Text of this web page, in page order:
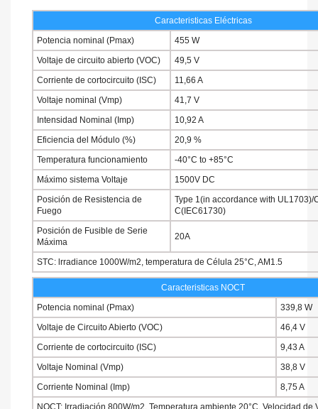
Caracteristicas Eléctricas
Potencia nominal (Pmax)
455 W
Voltaje de circuito abierto (VOC)
49,5 V
Corriente de cortocircuito (ISC)
11,66 A
Voltaje nominal (Vmp)
41,7 V
Intensidad Nominal (Imp)
10,92 A
Eficiencia del Módulo (%)
20,9 %
Temperatura funcionamiento
-40°C to +85°C
Máximo sistema Voltaje
1500V DC
Posición de Resistencia de
Fuego
Type 1(in accordance with UL1703)/
C(IEC61730)
Posición de Fusible de Serie
Máxima
20A
STC: lrradiance 1000W/m2, temperatura de Célula 25°C, AM1.5
Caracteristicas NOCT
Potencia nominal (Pmax)
339,8
Voltaje de Circuito Abierto (VOC)
46,4 V
Corriente de cortocircuito (ISC)
9,43 A
Voltaje Nominal (Vmp)
38,8 V
Corriente Nominal (Imp)
8,75 A
NOCT: Irradiación 800W/m2, Temperatura ambiente 20°C, Velocidad de